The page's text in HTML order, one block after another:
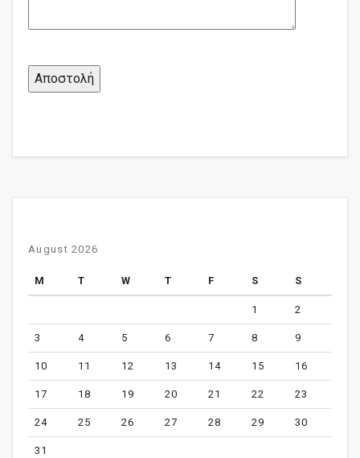
August 2026
M T W T F S S
1 2
3 4 5 6 7 8 9
10 11 12 13 14 15 16
17 18 19 20 21 22 23
24 25 26 27 28 29 30
31